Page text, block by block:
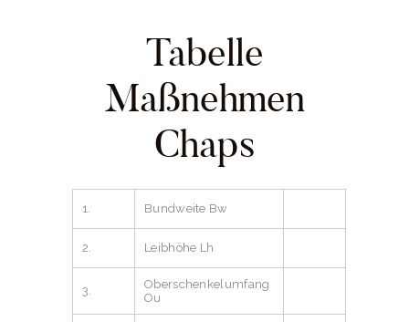
Tabelle
Maßnehmen
Chaps
1. Bundweite Bw
2. Leibhöhe Lh
3.
Oberschenkelumfang
Ou